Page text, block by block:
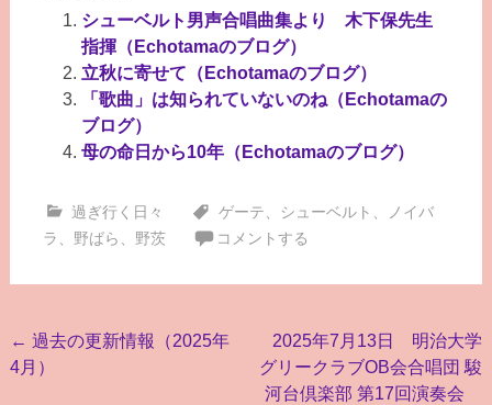
シューベルト男声合唱曲集より 木下保先生
指揮（Echotamaのブログ）
立秋に寄せて（Echotamaのブログ）
「歌曲」は知られていないのね（Echotamaの
ブログ）
母の命日から10年（Echotamaのブログ）
過ぎ行く日々 ゲーテ、 シューベルト 、
ノイバ
ラ 、 野ばら 、 野茨 コメントする
投
稿
← 過去の更新情報（2025年
4月）
2025年7月13日 明治大学
グリークラブOB会合唱団 駿
河台倶楽部 第17回演奏会